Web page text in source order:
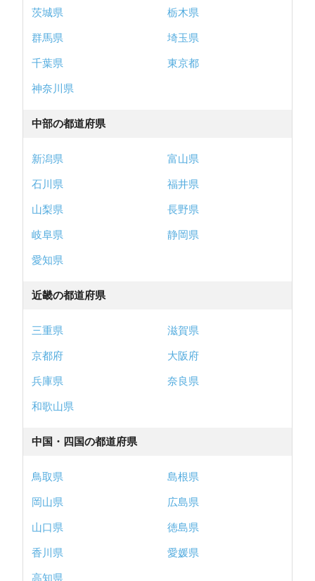
茨城県
栃木県
群馬県
埼玉県
千葉県
東京都
神奈川県
中部の都道府県
新潟県
富山県
石川県
福井県
山梨県
長野県
岐阜県
静岡県
愛知県
近畿の都道府県
三重県
滋賀県
京都府
大阪府
兵庫県
奈良県
和歌山県
中国・四国の都道府県
鳥取県
島根県
岡山県
広島県
山口県
徳島県
香川県
愛媛県
高知県